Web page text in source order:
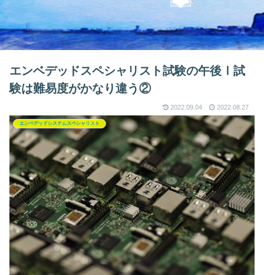
エンベデッドスペシャリスト試験の午後Ⅰ試
験は難易度がかなり違う②
2022.09.04 2022.08.27
エンベデッドシステムスペシャリスト